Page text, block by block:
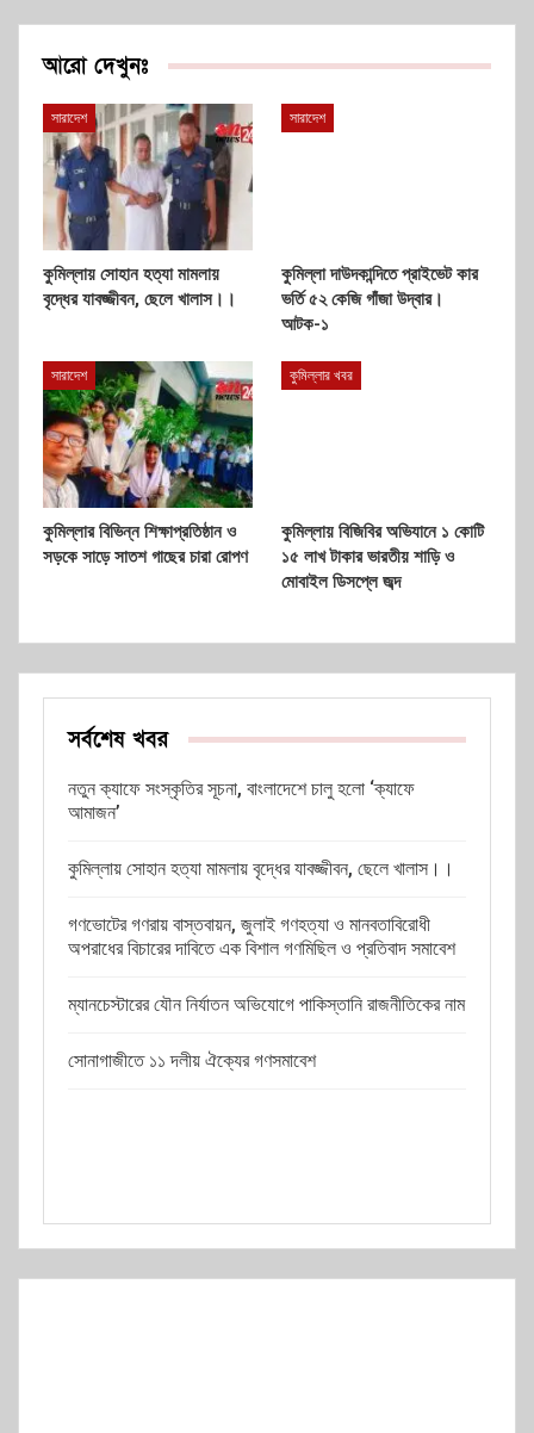
আরো দেখুনঃ
সারাদেশ
কুমিল্লায় সোহান হত্যা মামলায়
বৃদ্ধের যাবজ্জীবন, ছেলে খালাস।।
সারাদেশ
কুমিল্লা দাউদকান্দিতে প্রাইভেট কার
ভর্তি ৫২ কেজি গাঁজা উদ্বার।
আটক-১
সারাদেশ
কুমিল্লার বিভিন্ন শিক্ষাপ্রতিষ্ঠান ও
সড়কে সাড়ে সাতশ গাছের চারা রোপণ
কুমিল্লার খবর
কুমিল্লায় বিজিবির অভিযানে ১ কোটি
১৫ লাখ টাকার ভারতীয় শাড়ি ও
মোবাইল ডিসপ্লে জব্দ
সর্বশেষ খবর
নতুন ক্যাফে সংস্কৃতির সূচনা, বাংলাদেশে চালু হলো ‘ক্যাফে
আমাজন’
কুমিল্লায় সোহান হত্যা মামলায় বৃদ্ধের যাবজ্জীবন, ছেলে খালাস।।
গণভোটের গণরায় বাস্তবায়ন, জুলাই গণহত্যা ও মানবতাবিরোধী
অপরাধের বিচারের দাবিতে এক বিশাল গণমিছিল ও প্রতিবাদ সমাবেশ
ম্যানচেস্টারের যৌন নির্যাতন অভিযোগে পাকিস্তানি রাজনীতিকের নাম
সোনাগাজীতে ১১ দলীয় ঐক্যের গণসমাবেশ